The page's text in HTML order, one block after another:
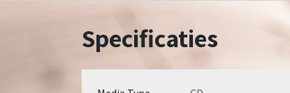
Specificaties